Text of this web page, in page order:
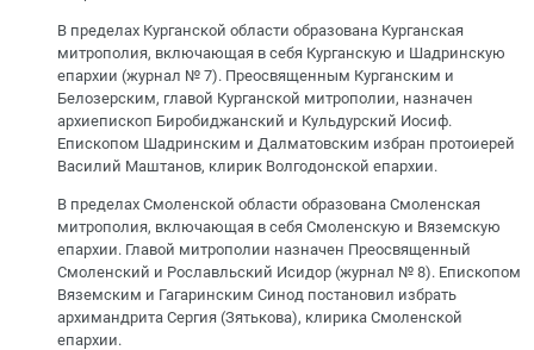
В пределах Курганской области образована Курганская
митрополия, включающая в себя Курганскую и Шадринскую
епархии (журнал № 7). Преосвященным Курганским и
Белозерским, главой Курганской митрополии, назначен
архиепископ Биробиджанский и Кульдурский Иосиф.
Епископом Шадринским и Далматовским избран протоиерей
Василий Маштанов, клирик Волгодонской епархии.
В пределах Смоленской области образована Смоленская
митрополия, включающая в себя Смоленскую и Вяземскую
епархии. Главой митрополии назначен Преосвященный
Смоленский и Рославльский Исидор (журнал № 8). Епископом
Вяземским и Гагаринским Синод постановил избрать
архимандрита Сергия (Зятькова), клирика Смоленской
епархии.